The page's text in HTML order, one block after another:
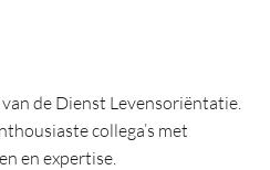
de Dienst Levensoriëntatie.
collega’s met
en expertise.